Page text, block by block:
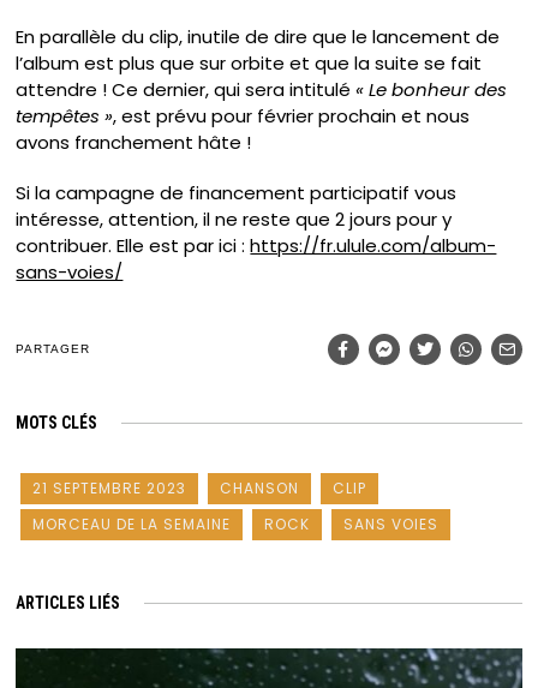
En parallèle du clip, inutile de dire que le lancement de
l’album est plus que sur orbite et que la suite se fait
attendre ! Ce dernier, qui sera intitulé« Le bonheur des
tempêtes », est prévu pour février prochain et nous
avons franchement hâte !
Si la campagne de financement participatif vous
intéresse, attention, il ne reste que 2 jours pour y
contribuer. Elle est par ici :https://fr.ulule.com/album-
sans-voies/
PARTAGER
MOTS CLÉS
21 SEPTEMBRE 2023 CHANSON
CLIP
MORCEAU DE LA SEMAINE
ROCK SANS VOIES
ARTICLES LIÉS